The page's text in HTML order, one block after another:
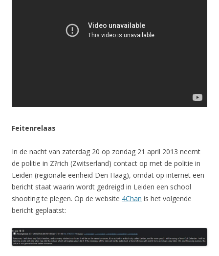
Feitenrelaas
In de nacht van zaterdag 20 op zondag 21 april 2013 neemt
de politie in Z?rich (Zwitserland) contact op met de politie in
Leiden (regionale eenheid Den Haag), omdat op internet een
bericht staat waarin wordt gedreigd in Leiden een school
shooting te plegen. Op de website 4Chan is het volgende
bericht geplaatst: